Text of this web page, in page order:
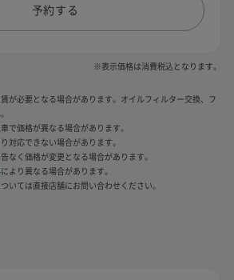
予約する
※表示価格は消費税込となります。
が必要となる場合があります。オイルフィルター交換、フ
で価格が異なる場合があります。
対応できない場合があります。
なく価格が変更となる場合があります。
より異なる場合があります。
いては直接店舗にお問い合わせください。